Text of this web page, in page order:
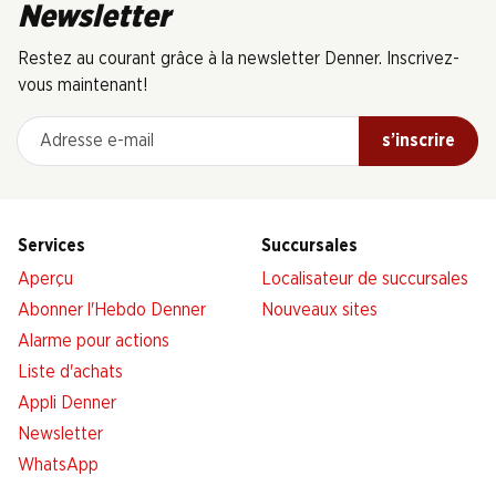
Newsletter
Restez au courant grâce à la newsletter Denner. Inscrivez-
vous maintenant!
Adresse e-mail
s’inscrire
Services
Aperçu
Abonner l'Hebdo Denner
Alarme pour actions
Liste d'achats
Appli Denner
Newsletter
WhatsApp
Succursales
Localisateur de succursales
Nouveaux sites